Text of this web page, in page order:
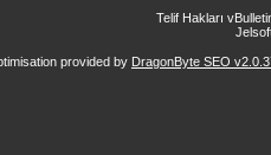
Telif Hakları
provided by DragonByte SEO